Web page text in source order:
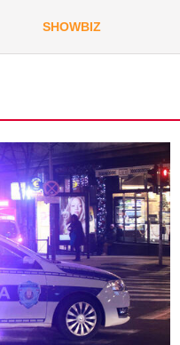
SHOWBIZ